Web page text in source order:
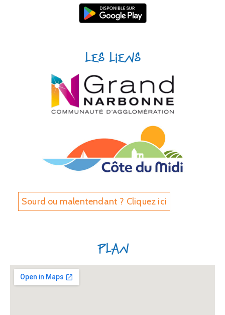
Les liens
Sourd ou malentendant ? Cliquez ici
Plan